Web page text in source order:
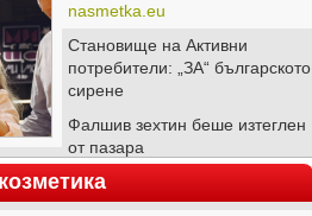
nasmetka.eu
Становище на Активни
потребители: „ЗА“ българското
сирене
Фалшив зехтин беше изтеглен
от пазара